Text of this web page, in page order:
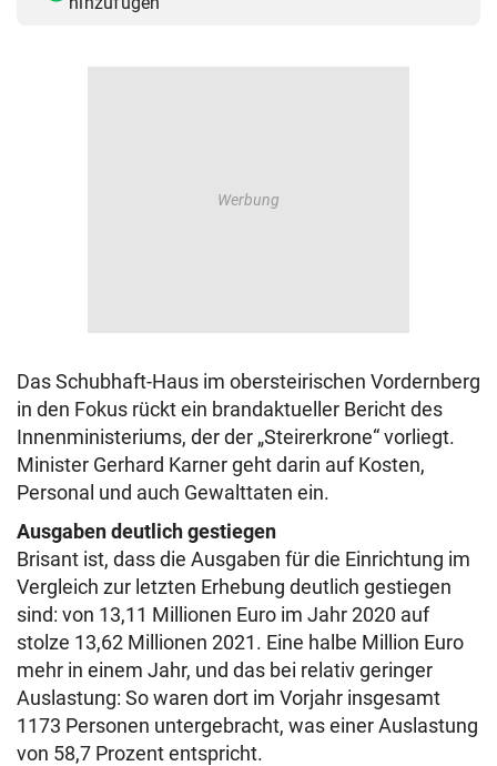
Das Schubhaft-Haus im obersteirischen Vordernberg
in den Fokus rückt ein brandaktueller Bericht des
Innenministeriums, der der „Steirerkrone“ vorliegt.
Minister Gerhard Karner geht darin auf Kosten,
Personal und auch Gewalttaten ein.
Ausgaben deutlich gestiegen
Brisant ist, dass die Ausgaben für die Einrichtung im
Vergleich zur letzten Erhebung deutlich gestiegen
sind: von 13,11 Millionen Euro im Jahr 2020 auf
stolze 13,62 Millionen 2021. Eine halbe Million Euro
mehr in einem Jahr, und das bei relativ geringer
Auslastung: So waren dort im Vorjahr insgesamt
1173 Personen untergebracht, was einer Auslastung
von 58,7 Prozent entspricht.